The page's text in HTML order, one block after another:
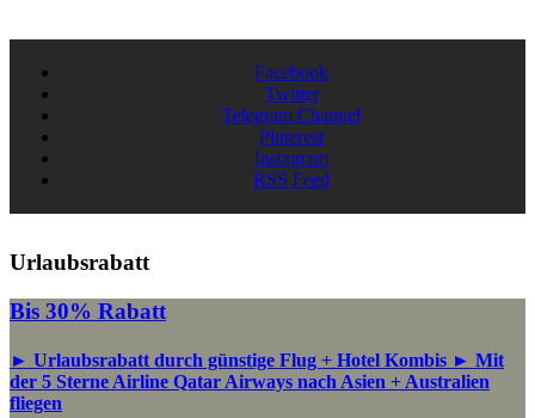
Facebook
Twitter
Telegram Channel
Pinterest
Instagram
RSS Feed
Urlaubsrabatt
Bis 30% Rabatt
► Urlaubsrabatt durch günstige Flug + Hotel Kombis ► Mit
der 5 Sterne Airline Qatar Airways nach Asien + Australien
fliegen